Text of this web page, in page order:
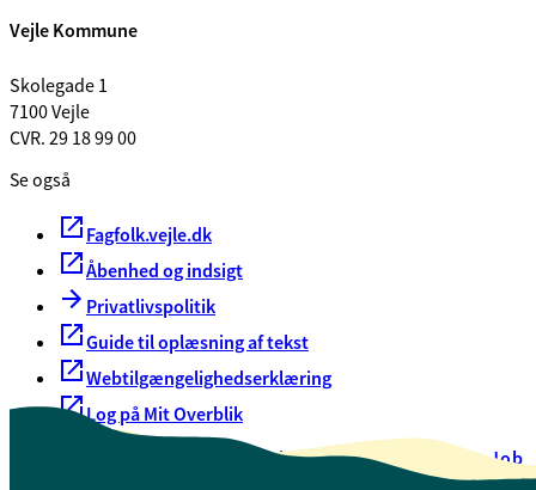
Vejle Kommune
Skolegade 1
7100 Vejle
CVR. 29 18 99 00
Se også
Fagfolk.vejle.dk
Åbenhed og indsigt
Privatlivspolitik
Guide til oplæsning af tekst
Webtilgængelighedserklæring
Log på Mit Overblik
Oversigt over selvbetjeningJob